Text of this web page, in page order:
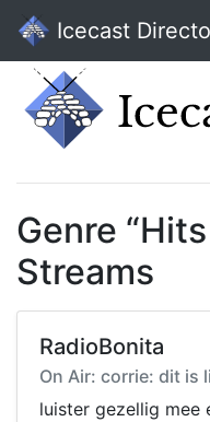
Icecast
Genre
Streams
RadioBonita
On Air: corrie: dit is
luister gezellig mee